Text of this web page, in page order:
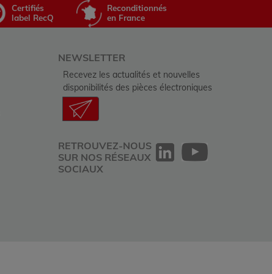
Certifiés
label RecQ
Reconditionnés
en France
NEWSLETTER
Recevez les actualités et nouvelles
disponibilités des pièces électroniques
RETROUVEZ-NOUS
SUR NOS RÉSEAUX
SOCIAUX